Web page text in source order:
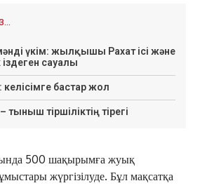
үкім: жылқышы Рахат ісі және
сауалы
бастар жол
тыныш тіршіліктің тірегі
500 шақырымға жуық
жүргізілуде. Бұл мақсатқа